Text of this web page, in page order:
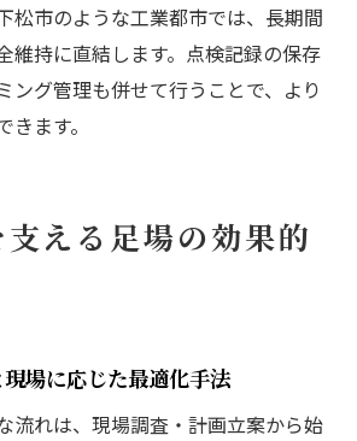
松市のような工業都市では、長期間
維持に直結します。点検記録の保存
ング管理も併せて行うことで、より
ます。
える足場の効果的
場に応じた最適化手法
流れは、現場調査・計画立案から始